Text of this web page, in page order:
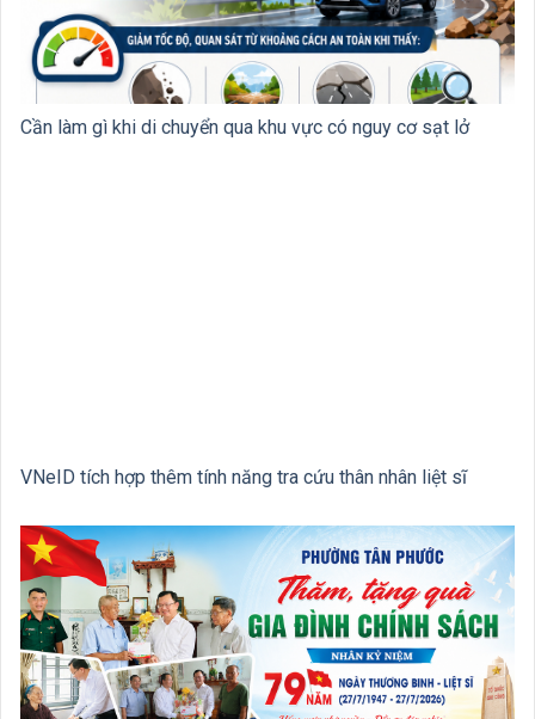
Cần làm gì khi di chuyển qua khu vực có nguy cơ sạt lở
VNeID tích hợp thêm tính năng tra cứu thân nhân liệt sĩ